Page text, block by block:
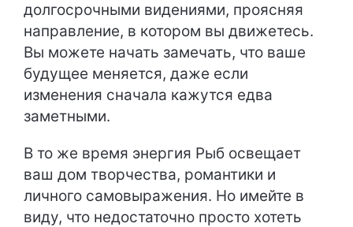
долгосрочными видениями, проясняя
направление, в котором вы движетесь.
Вы можете начать замечать, что ваше
будущее меняется, даже если
изменения сначала кажутся едва
заметными.
В то же время энергия Рыб освещает
ваш дом творчества, романтики и
личного самовыражения. Но имейте в
виду, что недостаточно просто хотеть